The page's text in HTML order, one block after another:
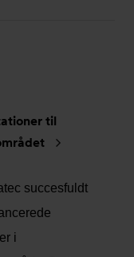
til
succesfuldt
i